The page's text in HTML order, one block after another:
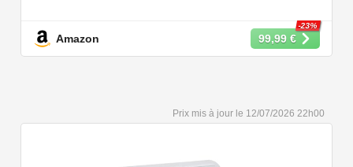
【Conception Sécurisée】Nos câbles type 2 vous
de recharge de type 1, CCS1, CHAdeMO et GB/T.
voiture électrique de type 2 est conforme à la norme
Amazon 99,99 €
-23%
12/07/2026 22h00